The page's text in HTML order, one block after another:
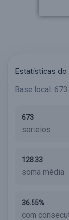
Estatísticas do
Base local:
673
sorteios
128.33
soma média
36.55%
com